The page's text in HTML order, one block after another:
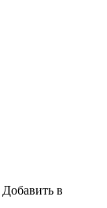
Добавить в